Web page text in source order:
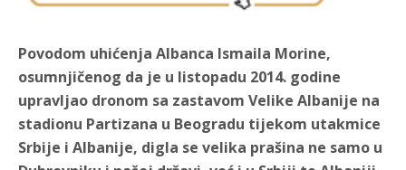
Povodom uhićenja Albanca Ismaila Morine,
osumnjičenog da je u listopadu 2014. godine
upravljao dronom sa zastavom Velike Albanije na
stadionu Partizana u Beogradu tijekom utakmice
Srbije i Albanije, digla se velika prašina ne samo u